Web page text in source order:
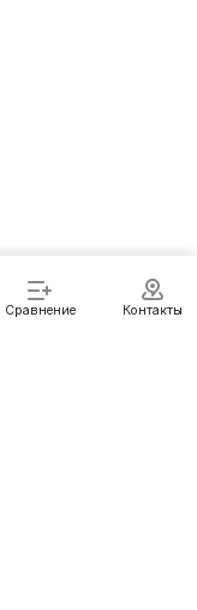
Сравнение Контакты